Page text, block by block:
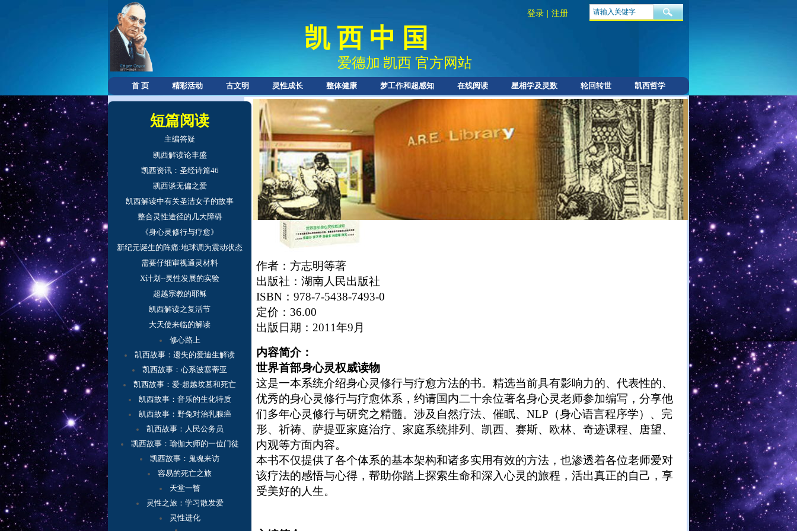
首 页 精彩活动 古文明 灵性成长 整体健康 梦工作和超感知 在线阅读 星相学及灵数 轮回转世 凯西哲学
凯 西 中 国
登录 注册
爱德加 · 凯西 官方网站
《身心灵修行与疗愈大全（灵之卷）》
作者：方志明等著
出版社：湖南人民出版社
ISBN ： 978-7-5438-7493-0
定价： 36.00
出版日期： 2011年9 月
内容简介：
世界首部身心灵权威读物
这是一本系统介绍身心灵修行与疗愈方法的书。精选当前具有影响力的、代表性的、
优秀的身心灵修行与疗愈体系，约请国内二十余位著名身心灵老师参加编写，分享他
们多年心灵修行与研究之精髓。涉及自然疗法、催眠、 NLP （身心语言程序学）、完
形、祈祷、萨提亚家庭治疗、家庭系统排列、凯西、赛斯、欧林、奇迹课程、唐望、
内观等方面内容。
本书不仅提供了各个体系的基本架构和诸多实用有效的方法，也渗透着各位老师爱对
该疗法的感悟与心得，帮助你踏上探索生命和深入心灵的旅程，活出真正的自己，享
受美好的人生。
短篇阅读
主编答疑
凯西解读论丰盛
凯西资讯：圣经诗篇46
凯西谈无偏之爱
凯西解读中有关圣洁女子的故事
整合灵性途径的几大障碍
《身心灵修行与疗愈》
新纪元诞生的阵痛:地球调为震动状态
需要仔细审视通灵材料
X计划--灵性发展的实验
超越宗教的耶稣
凯西解读之复活节
大天使来临的解读
修心路上
凯西故事： 遗失的爱迪生解读
凯西故事：心系波塞蒂亚
凯西故事：爱-超越坟墓和死亡
凯西故事：音乐的生化特质
凯西故事：野兔对治乳腺癌
凯西故事：人民公务员
凯西故事：瑜伽大师的一位门徒
凯西故事：鬼魂来访
容易的死亡之旅
天堂一瞥
灵性之旅：学习散发爱
灵性进化